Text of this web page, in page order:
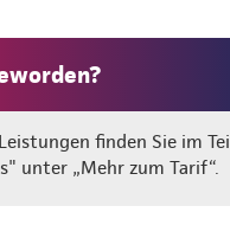
finden Sie im Teil
unter „Mehr zum Tarif“.